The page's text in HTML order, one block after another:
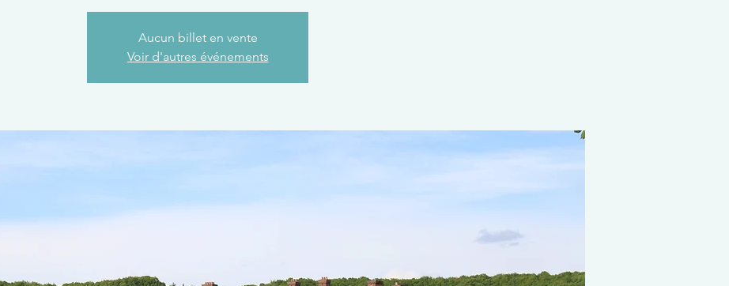
Aucun billet en vente
Voir d'autres événements